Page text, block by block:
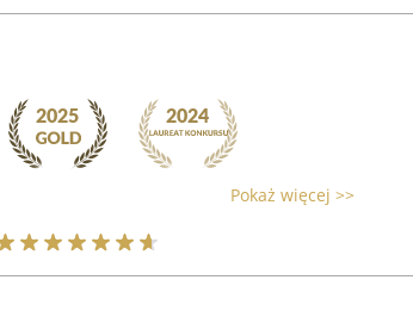
Pokaż więcej >>